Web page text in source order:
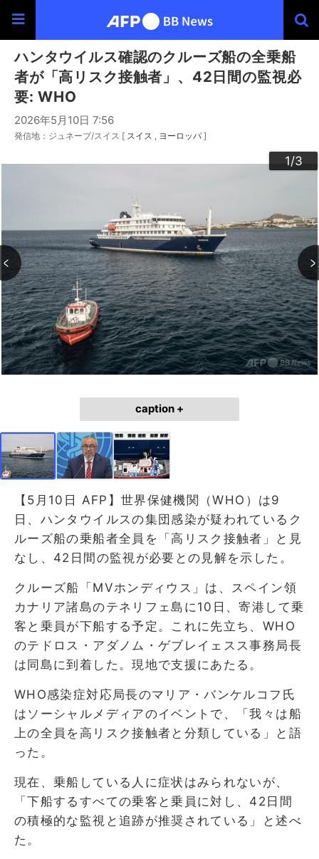
ハンタウイルス確認のクルーズ船の全乗船
者が「高リスク接触者」、42日間の監視必
要: WHO
2026年5月10日 7:56
発信地：ジュネーブ/スイス [ スイス ヨーロッパ ]
1/3
2/3
3/3
caption +
【5月10日 AFP】世界保健機関（WHO）は9
日、ハンタウイルスの集団感染が疑われているク
ルーズ船の乗船者全員を「高リスク接触者」と見
なし、42日間の監視が必要との見解を示した。
クルーズ船「MVホンディウス」は、スペイン領
カナリア諸島のテネリフェ島に10日、寄港して乗
客と乗員が下船する予定。これに先立ち、WHO
のテドロス・アダノム・ゲブレイェスス事務局長
は同島に到着した。現地で支援にあたる。
WHO感染症対応局長のマリア・バンケルコフ氏
はソーシャルメディアのイベントで、「我々は船
上の全員を高リスク接触者と分類している」と語
った。
現在、乗船している人に症状はみられないが、
「下船するすべての乗客と乗員に対し、42日間
の積極的な監視と追跡が推奨されている」と述べ
た。